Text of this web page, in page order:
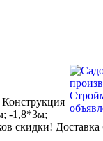
-1,8*3м;
скидки! Доставка